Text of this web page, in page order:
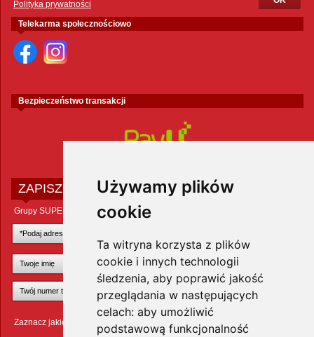
Używamy plików
cookie
Ta witryna korzysta z plików
cookie i innych technologii
śledzenia, aby poprawić jakość
przeglądania w następujących
celach: aby umożliwić
podstawową funkcjonalność
Polityka prywatności
Telekarma społecznościowo
Bezpieczeństwo transakcji
ZAPISZ SIĘ DO NEWSLETTERA
Grupy SUPER ZOO POLAND Sp. z o.o.
Zaznacz jakie zwierzęta Cię interesują